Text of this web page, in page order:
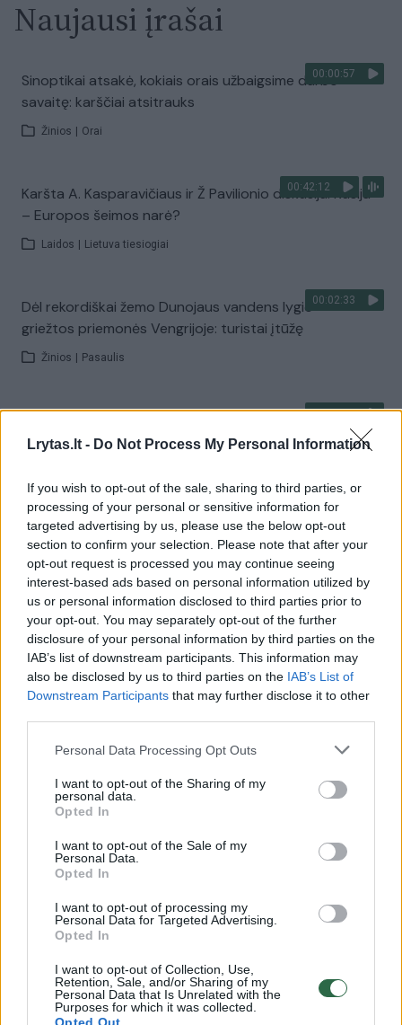
Lrytas.lt - Do Not Process My Personal Information
If you wish to opt-out of the sale, sharing to third parties, or
processing of your personal or sensitive information for
targeted advertising by us, please use the below opt-out
section to confirm your selection. Please note that after your
opt-out request is processed you may continue seeing
interest-based ads based on personal information utilized by
us or personal information disclosed to third parties prior to
your opt-out. You may separately opt-out of the further
disclosure of your personal information by third parties on the
IAB’s list of downstream participants. This information may
also be disclosed by us to third parties on the IAB’s List of
Downstream Participants that may further disclose it to other
Personal Data Processing Opt Outs
I want to opt-out of the Sharing of my
personal data.
Opted In
I want to opt-out of the Sale of my
Personal Data.
Opted In
I want to opt-out of processing my
Personal Data for Targeted Advertising.
Opted In
I want to opt-out of Collection, Use,
Retention, Sale, and/or Sharing of my
Personal Data that Is Unrelated with the
Purposes for which it was collected.
Naujausi įrašai
00:00:57
Sinoptikai atsakė, kokiais orais užbaigsime darbo
savaitę: karščiai atsitrauks
Žinios Orai
00:42:12
Karšta A. Kasparavičiaus ir Ž Pavilionio diskusija: Rusija
– Europos šeimos narė?
Laidos Lietuva tiesiogiai
00:02:33
Dėl rekordiškai žemo Dunojaus vandens lygio –
griežtos priemonės Vengrijoje: turistai įtūžę
Žinios Pasaulis
00:04:00
įprotį: tą daro daugiau nei pusė pradinukų
Visi įrašai
Žiūrimiausi įrašai
00:00:30
Vaizdai iš tragiškos avarijos Vilniaus r.: dviejų moterų ir
vaiko gyvybių išgelbėti nepavyko
00:00:57
Savaitės vidurys nusimato karštas: temperatūra kils iki
32 laipsnių šilumos
Žinios | Orai
Nufilmavo, kaip patvino Vilniaus Vakarinis aplinkkelis:
vaizdas pribloškia
Avarija Vilniuje: į stotelę įsirėžęs automobilis sužalojo